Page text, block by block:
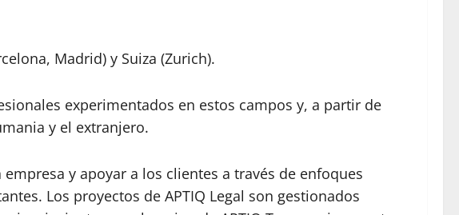
​​Madrid) y Suiza (Zurich).
experimentados en estos campos y, a partir de
y el extranjero.
y apoyar a los clientes a través de enfoques
Los proyectos de APTIQ Legal son gestionados